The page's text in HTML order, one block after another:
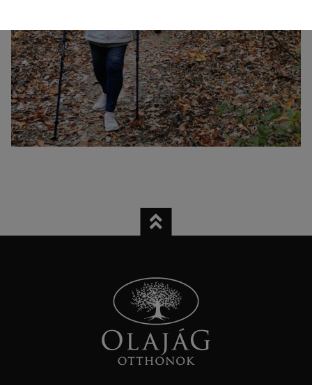
Statisztikai:
A weboldal statisztikáinak elemzésével tudjuk
weboldalunkat hatékonyabbá tenni, hogy a lehető
legmagasabb felhasználói élményt nyújtsuk kedves
látogatóinknak. Ezért gyűjtünk statisztikai adatokat a
Google Analytics segítségével, amely kizárólag az IP
címeket tárolja a személyes adatok közül.
Reklámcélú: